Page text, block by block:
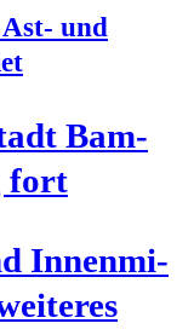
und
Bam­
fort
Innen­mi­